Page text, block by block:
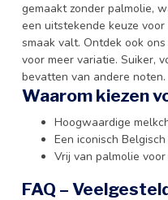
gemaakt zonder palmolie,
een uitstekende keuze
smaak valt. Ontdek ook
voor meer variatie. Suiker,
bevatten van andere noten.
Waarom kiezen
Hoogwaardige
Een iconisch
Vrij van palmolie
FAQ –